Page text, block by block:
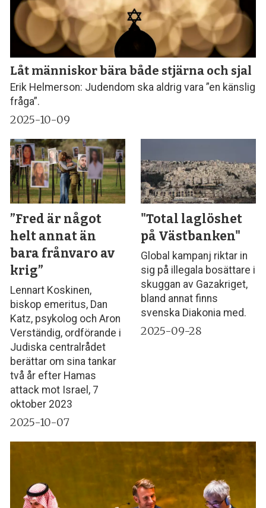
Låt människor bära både stjärna och sjal
Erik Helmerson: Judendom ska aldrig vara ”en känslig
fråga”.
2025-10-09
”Fred är något
helt annat än
bara frånvaro av
krig”
Lennart Koskinen,
biskop emeritus, Dan
Katz, psykolog och Aron
Verständig, ordförande i
Judiska centralrådet
berättar om sina tankar
två år efter Hamas
attack mot Israel, 7
oktober 2023
2025-10-07
"Total laglöshet
på Västbanken"
Global kampanj riktar in
sig på illegala bosättare i
skuggan av Gazakriget,
bland annat finns
svenska Diakonia med.
2025-09-28